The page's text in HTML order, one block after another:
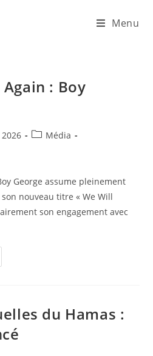
Menu
: Boy
Média
George assume pleinement
nouveau titre « We Will
son engagement avec
du Hamas :